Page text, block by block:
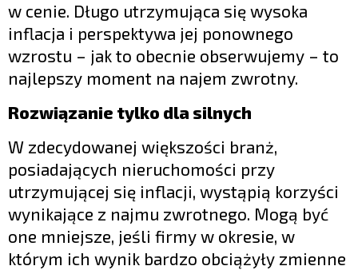
w cenie. Długo utrzymująca się wysoka
inflacja i perspektywa jej ponownego
wzrostu – jak to obecnie obserwujemy – to
najlepszy moment na najem zwrotny.
Rozwiązanie tylko dla silnych
W zdecydowanej większości branż,
posiadających nieruchomości przy
utrzymującej się inflacji, wystąpią korzyści
wynikające z najmu zwrotnego. Mogą być
one mniejsze, jeśli firmy w okresie, w
którym ich wynik bardzo obciążyły zmienne